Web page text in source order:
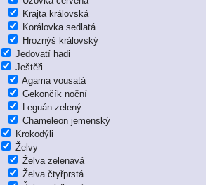
Krajta královská
Korálovka sedlatá
Hroznýš královský
Jedovatí hadi
Ještěři
Agama vousatá
Gekončík noční
Leguán zelený
Chameleon jemenský
Krokodýli
Želvy
Želva zelenavá
Želva čtyřprstá